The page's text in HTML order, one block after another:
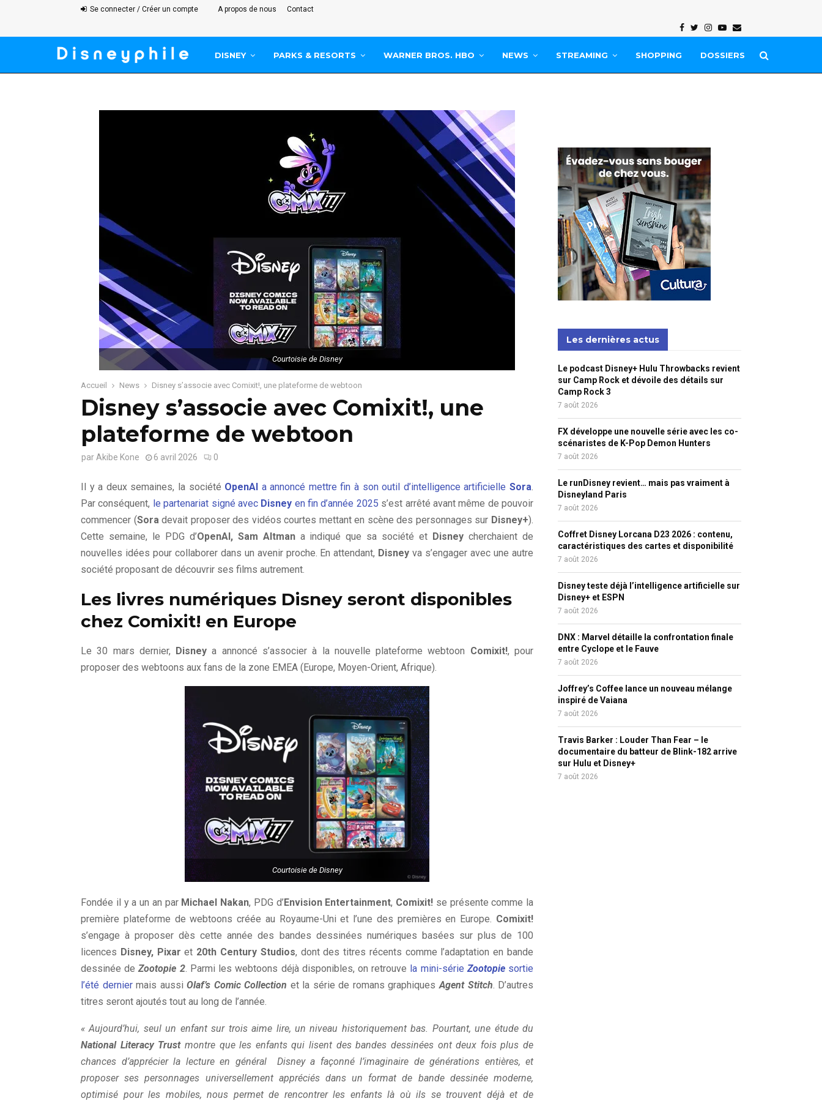
Se connecter / Créer un compte A propos de nous Contact
Facebook
Twitter
Instagram
Youtube
Email
DISNEY PARKS & RESORTS WARNER BROS. HBO NEWS STREAMING SHOPPING DOSSIERS
Courtoisie de Disney
Accueil News Disney s’associe avec Comixit!, une plateforme de webtoon
Disney s’associe avec Comixit!, une
plateforme de webtoon
par Akibe Kone 6 avril 2026 0
Il y a deux semaines, la société OpenAI a annoncé mettre fin à son outil d’intelligence artificielleSora.
Par conséquent, le partenariat signé avec Disney en fin d’année 2025 s’est arrêté avant même de pouvoir
commencer (Soradevait proposer des vidéos courtes mettant en scène des personnages sur Disney+).
Cette semaine, le PDG d’OpenAI, Sam Altmana indiqué que sa société et Disney cherchaient de
nouvelles idées pour collaborer dans un avenir proche. En attendant, Disney va s’engager avec une autre
société proposant de découvrir ses films autrement.
Les livres numériques Disney seront disponibles
chez Comixit! en Europe
Le 30 mars dernier, Disney a annoncé s’associer à la nouvelle plateforme webtoon Comixit!, pour
proposer des webtoons aux fans de la zone EMEA (Europe, Moyen-Orient, Afrique).
Courtoisie de Disney
Fondée il y a un an par Michael Nakan, PDG d’Envision Entertainment, Comixit! se présente comme la
première plateforme de webtoons créée au Royaume-Uni et l’une des premières en Europe. Comixit!
s’engage à proposer dès cette année des bandes dessinées numériques basées sur plus de 100
licences Disney, Pixar et 20th Century Studios, dont des titres récents comme l’adaptation en bande
dessinée deZootopie 2. Parmi les webtoons déjà disponibles, on retrouve la mini-série Zootopiesortie
l’été derniermais aussiOlaf’s Comic Collection et la série de romans graphiques Agent Stitch . D’autres
titres seront ajoutés tout au long de l’année.
« Aujourd’hui, seul un enfant sur trois aime lire, un niveau historiquement bas. Pourtant, une étude du
National Literacy Trustmontre que les enfants qui lisent des bandes dessinées ont deux fois plus de
chances d’apprécier la lecture en général Disney a façonné l’imaginaire de générations entières, et
proposer ses personnages universellement appréciés dans un format de bande dessinée moderne,
optimisé pour les mobiles, nous permet de rencontrer les enfants là où ils se trouvent déjà et de
Les dernières actus
Le podcast Disney+ Hulu Throwbacks revient
sur Camp Rock et dévoile des détails sur
Camp Rock 3
7 août 2026
FX développe une nouvelle série avec les co-
scénaristes de K-Pop Demon Hunters
7 août 2026
Le runDisney revient… mais pas vraiment à
Disneyland Paris
7 août 2026
Coffret Disney Lorcana D23 2026 : contenu,
caractéristiques des cartes et disponibilité
7 août 2026
Disney teste déjà l’intelligence artificielle sur
Disney+ et ESPN
7 août 2026
DNX : Marvel détaille la confrontation finale
entre Cyclope et le Fauve
7 août 2026
Joffrey’s Coffee lance un nouveau mélange
inspiré de Vaiana
7 août 2026
Travis Barker : Louder Than Fear – le
documentaire du batteur de Blink-182 arrive
sur Hulu et Disney+
7 août 2026